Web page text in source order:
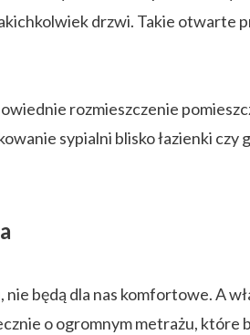
drzwi. Takie otwarte
rozmieszczenie
sypialni blisko łazienki
będą dla nas komfortowe. A
o ogromnym metrażu, które